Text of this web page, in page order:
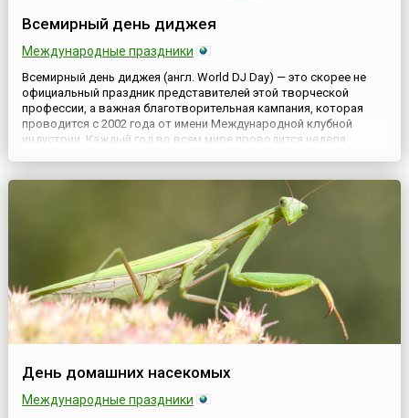
Всемирный день диджея
Международные праздники
Всемирный день диджея (англ. World DJ Day) — это скорее не
официальный праздник представителей этой творческой
профессии, а важная благотворительная кампания, которая
проводится с 2002 года от имени Международной клубной
индустрии. Каждый год во всем мире проводится неделя
День домашних насекомых
Международные праздники